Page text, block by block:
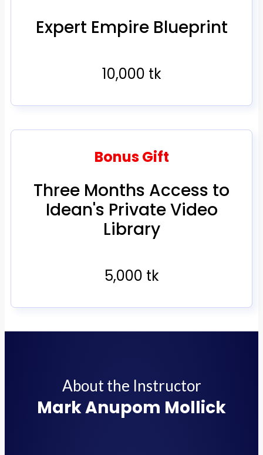
Expert Empire Blueprint
10,000 tk
Bonus Gift
Three Months Access to
Idean's Private Video
Library
5,000 tk
About the Instructor
Mark Anupom Mollick